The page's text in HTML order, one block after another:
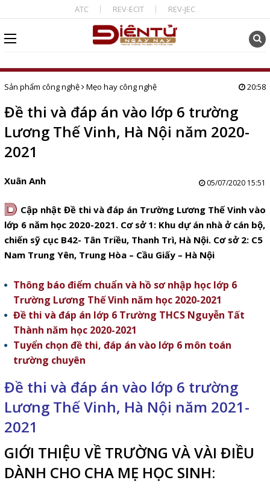
ATC REV-ECIT REV-JEC
Sản phẩm công nghệ Mẹo hay công nghệ 20:58
Đề thi và đáp án vào lớp 6 trường
Lương Thế Vinh, Hà Nội năm 2020-
2021
Xuân Anh 05/07/2020 15:51
D Cập nhật Đề thi và đáp án Trường Lương Thế Vinh vào
lớp 6 năm học 2020-2021. Cơ sở 1: Khu dự án nhà ở cán bộ,
chiến sỹ cục B42- Tân Triều, Thanh Trì, Hà Nội. Cơ sở 2: C5
Nam Trung Yên, Trung Hòa – Cầu Giấy – Hà Nội
Thông báo điểm chuẩn và hồ sơ nhập học lớp 6
Trường Lương Thế Vinh năm học 2020-2021
Đề thi và đáp án lớp 6 Trường THCS Nguyễn Tất
Thành năm học 2020-2021
Tuyển chọn đề thi, đáp án vào lớp 6 môn toán
trường chuyên
Đề thi và đáp án vào lớp 6 trường
Lương Thế Vinh, Hà Nội năm 2021-
2021
GIỚI THIỆU VỀ TRƯỜNG VÀ VÀI ĐIỀU
DÀNH CHO CHA MẸ HỌC SINH: